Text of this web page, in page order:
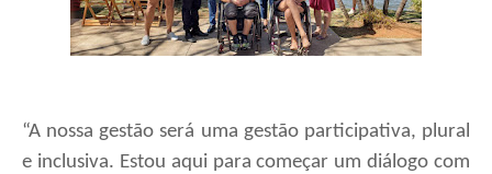
“A nossa gestão será uma gestão participativa, plural
e inclusiva. Estou aqui para começar um diálogo com